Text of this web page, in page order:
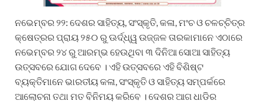
ନଭେମ୍ବର ୨୨: ଦେଶର ସାହିତ୍ୟ, ସଂସ୍କୃତି, କଳା, ମଂଚ ଓ ଚଳଚ୍ଚିତ୍ର
କ୍ଷେତ୍ରର ପ୍ରାୟ ୨୫୦ ରୁ ଊର୍ଦ୍ଧ୍ୱ ଉଜ୍ଜଳ ତାରକାମାନେ ଏଠାରେ
ନଭେମ୍ବର ୨୪ ରୁ ଆରମ୍ଭ ହେଉଥିବା ୩ ଦିନିଆ ସୋଆ ସାହିତ୍ୟ
ଉତ୍ସବରେ ଯୋଗ ଦେବେ । ଏହି ଉତ୍ସବରେ ଏହି ବିଶିଷ୍ଟ
ବ୍ୟକ୍ତିମାନେ ଭାରତୀୟ କଳା, ସଂସ୍କୃତି ଓ ସାହିତ୍ୟ ସମ୍ପର୍କରେ
ଆଲୋଚନା ତଥା ମତ ବିନିମୟ କରିବେ । ଦେଶର ଆଗ ଧାଡିର